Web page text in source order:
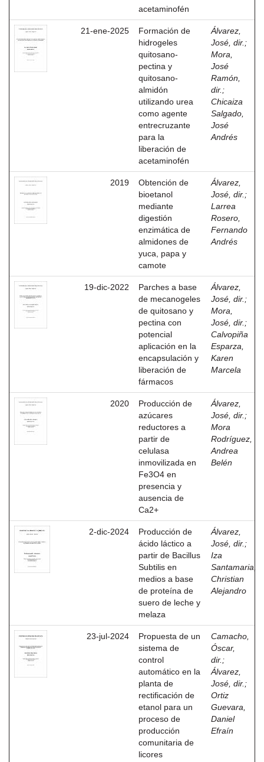
acetaminofén
21-ene-2025
Formación de
hidrogeles
quitosano-
pectina y
quitosano-
almidón
utilizando urea
como agente
entrecruzante
para la
liberación de
acetaminofén
Álvarez,
José, dir. ;
Mora,
José
Ramón,
dir. ;
Chicaiza
Salgado,
José
Andrés
2019
Obtención de
bioetanol
mediante
digestión
enzimática de
almidones de
yuca, papa y
camote
Álvarez,
José, dir. ;
Larrea
Rosero,
Fernando
Andrés
19-dic-2022
Parches a base
de mecanogeles
de quitosano y
pectina con
potencial
aplicación en la
encapsulación y
liberación de
fármacos
Álvarez,
José, dir. ;
Mora,
José, dir. ;
Calvopiña
Esparza,
Karen
Marcela
2020
Producción de
azúcares
reductores a
partir de
celulasa
inmovilizada en
Fe3O4 en
presencia y
ausencia de
Ca2+
Álvarez,
José, dir. ;
Mora
Rodríguez,
Andrea
Belén
2-dic-2024
Producción de
ácido láctico a
partir de Bacillus
Subtilis en
medios a base
de proteína de
suero de leche y
melaza
Álvarez,
José, dir. ;
Iza
Santamaria,
Christian
Alejandro
23-jul-2024
Propuesta de un
sistema de
control
automático en la
planta de
rectificación de
etanol para un
proceso de
producción
comunitaria de
licores
Camacho,
Óscar,
dir. ;
Álvarez,
José, dir. ;
Ortiz
Guevara,
Daniel
Efraín